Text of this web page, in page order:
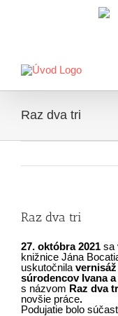
Raz dva tri
Raz dva tri
27. októbra 2021 sa
knižnice Jána
uskutočnila
súrodencov Ivana
s názvom Raz dva
novšie práce.
Podujatie bolo